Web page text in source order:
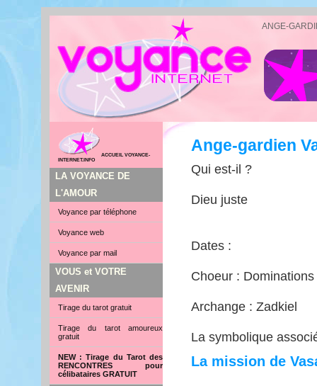
ANGE-
ACCUEIL VOYANCE-
INTERNET.INFO
LA VOYANCE DE
L'AMOUR
Voyance par téléphone
Voyance web
Voyance par mail
VOUS et VOTRE
AVENIR
Tirage du tarot gratuit
Tirage du tarot amoureux
gratuit
NEW : Tirage du Tarot des
RENCONTRES pour
célibataires GRATUIT
Ange-gardien
Qui est-il ?
Dieu juste
Dates :
Choeur : Dominations
Archange : Zadkiel
La symbolique
La mission de